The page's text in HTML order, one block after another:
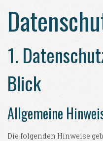
1.
Blick
Allgemeine
Die folgenden Hinweise